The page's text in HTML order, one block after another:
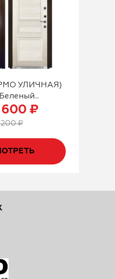
УЛИЧНАЯ)
600 ₽
200 ₽